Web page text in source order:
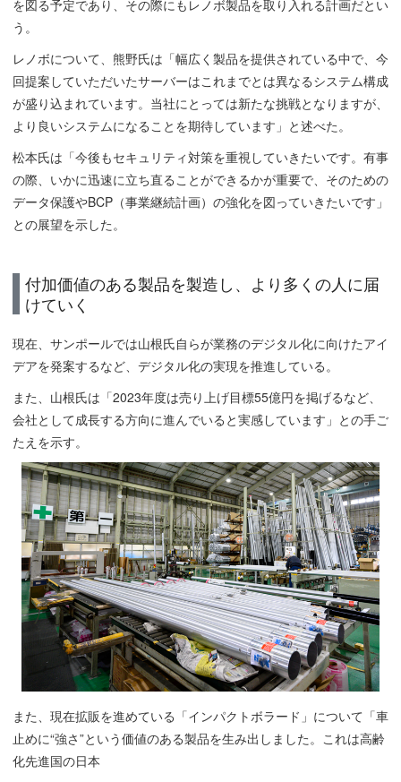
を図る予定であり、その際にもレノボ製品を取り入れる計画だとい
う。
レノボについて、熊野氏は「幅広く製品を提供されている中で、今
回提案していただいたサーバーはこれまでとは異なるシステム構成
が盛り込まれています。当社にとっては新たな挑戦となりますが、
より良いシステムになることを期待しています」と述べた。
松本氏は「今後もセキュリティ対策を重視していきたいです。有事
の際、いかに迅速に立ち直ることができるかが重要で、そのための
データ保護やBCP（事業継続計画）の強化を図っていきたいです」
との展望を示した。
付加価値のある製品を製造し、より多くの人に届
けていく
現在、サンポールでは山根氏自らが業務のデジタル化に向けたアイ
デアを発案するなど、デジタル化の実現を推進している。
また、山根氏は「2023年度は売り上げ目標55億円を掲げるなど、
会社として成長する方向に進んでいると実感しています」との手ご
たえを示す。
また、現在拡販を進めている「インパクトボラード」について「車
止めに“強さ”という価値のある製品を生み出しました。これは高齢
化先進国の日本